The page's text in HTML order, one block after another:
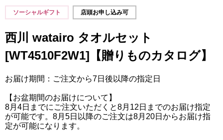
ソーシャルギフト 店頭お申し込み可
西川 watairo タオルセット
[WT4510F2W1]【贈りものカタログ】
お届け期間：ご注文から7日後以降の指定日
【お盆期間のお届けについて】
8月4日までにご注文いただくと8月12日までのお届け指定
が可能です。8月5日以降のご注文は8月20日からお届け指
定が可能になります。